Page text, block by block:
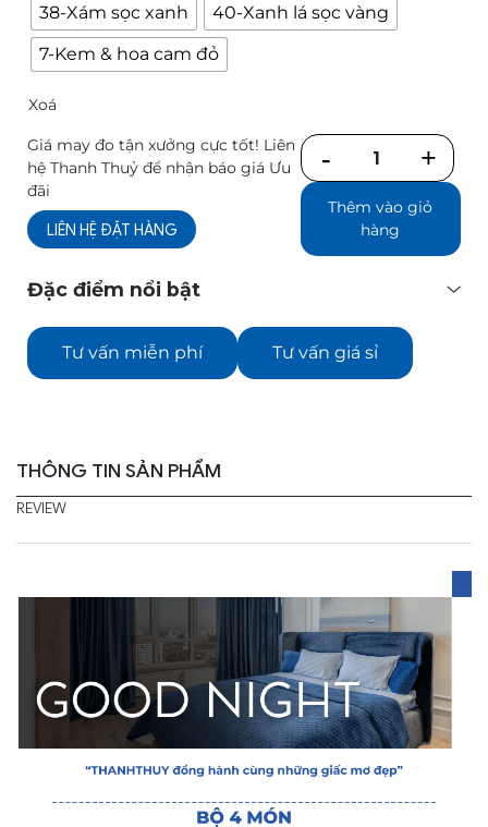
38-Xám sọc xanh
40-Xanh lá sọc vàng
7-Kem & hoa cam đỏ
Xoá
Giá may đo tận xưởng cực tốt! Liên
hệ Thanh Thuỷ để nhận báo giá Ưu
đãi
LIÊN HỆ ĐẶT HÀNG
Số
lượng
Thêm vào giỏ
hàng
Đặc điểm nổi bật
Tư vấn miễn phí Tư vấn giá sỉ
THÔNG TIN SẢN PHẨM
REVIEW